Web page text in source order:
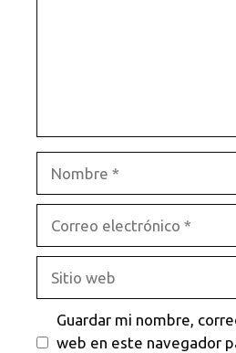
electrónico
web
Guardar mi nombre,
web en este navegador